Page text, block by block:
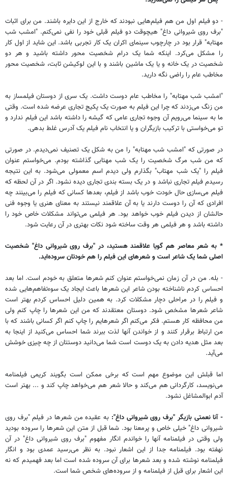
- دو فیلم اول من هم فیلم‌هایی نبودند که خارج از این دایره باشند. من برای اثبات
"برف روی شیروانی داغ" هیچوقت دو فیلم قبلی خود را نفی نمی‌‌کنم. "امشب شب
مهتابه" قرار بود در چارچوب سینمای اکران یک کار تجربی باشد. این شاید از اول کار
را مشکل می‌کرد. اینکه شما یک درام شخصیت محور داشته باشید و هر دو
شخصیت در یک خانه و یا یک ماشین باشند و با این لوکیشن ثابت، شخصیت محور
مخاطب عام را راضی نگه دارید.
"امشب شب مهتابه" را مخاطب عام دوست داشت. یک سری از دوستان فیلمساز به
من زنگ می‌زدند که چرا این فیلم به صورت یک پکیج تجاری عرضه شده است. وقتی
ما به سینما می‌رویم آن وجوه تجاری عامی که گیشه را داشته باشد این فیلم ندارد و
تو می‌خواستی با ترکیب بازیگران و یا انتخاب نام فیلم یک آدرس غلط بدهی.
در صورتی که "امشب شب مهتابه" را من به شکل یک تصنیف نمی‌دیدم. در صورتی
که من شب مرگ شخصیت را یک شب مهتابی گذاشته بودم. می‌خواستم عنوان
فیلم را "یک شب مهتاب" بگذارم ولی دیدم اسم معمولی می‌شود. به این نتیجه
رسیدم فیلم تجاری نباشد و در یک بسته بندی تجاری دیده نشود. اگر در آن لحظه که
فیلم می‌سازی حال خودت خوب باشد از فیلم‌، بعدها کسانی که فیلم را می‌بینند چه
افرادی که آن را دوست دارند یا به آن علاقمند نیستند به معنای هنری یا وجوه فنی
حالشان از دیدن فیلم خوب خواهد بود. هر فیلمی می‌تواند مشکلات خاص خود را
داشته باشد و هر فیلمی هر وقت ساخته شود نکات بهتری در آن رعایت شود.
* به شعر معاصر هم گویا علاقمند هستید، در "برف روی شیروانی داغ" شخصیت
اصلی شما یک شاعر است و شعرهای این فیلم را هم خودتان سروده‌اید.
- بله. من در آن زمان نمی‌خواستم عنوان کنم شعرها متعلق به خودم است. اما بعد
احساس کردم ناشناخته بودن شاعر این شعرها باعث ایجاد یک سوءتفاهم‌هایی شده
و فیلم را در مراحلی دچار مشکلات کرد. به همین دلیل احساس کردم بهتر است
شاعر شعرها مشخص شود. دوستان معتقدند که من این شعرها را چاپ کنم ولی
من محافظه کار هستم. فکر می‌کنم اگر شعرهایم را چاپ کنم اگر کسانی باشند که با
من ارتباط برقرار کنند و از خواندن آنها لذت ببرند شما احساس می‌کنید از اینجا به
بعد مثل هدیه دادن به یک دوست است شما می‌دانید دوستتان از چه چیزی خوشش
می‌آید.
اما قبلش این موضوع مهم است که برخی ممکن است بگویند کریمی فیلمنامه
می‌نویسد، کارگردانی هم می‌کند و حالا شعر هم می‌خواهد چاپ کند و ... بهتر است
آدم ابوالمشاغل نشود.
- آنا نعمتی بازیگر "برف روی شیروانی داغ": به عقیده من شعرها در فیلم "برف روی
شیروانی داغ" خیلی خاص و پرمعنا بود. شما قبل از متن این شعرها را سروده بودید
ولی وقتی در فیلمنامه آنها را خواندم انگار مفهوم "برف روی شیروانی داغ" در آن
نهفته بود. فیلمنامه جدا از این اشعار نبود. به نظر می‌رسید عمدی بود و انگار
فیلمنامه نوشته شده و بعد شعرها برای آن سروده شده است اما بعد فهمیدم که نه
این اشعار برای قبل از فیلمنامه و از سروده‌های شخص شما است.